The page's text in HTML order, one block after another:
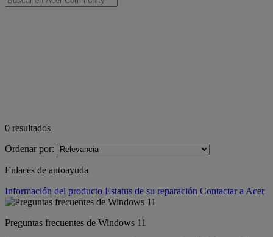
0 resultados
Ordenar por:
Enlaces de autoayuda
Información del producto Estatus de su reparación Contactar a Acer
Preguntas frecuentes de Windows 11